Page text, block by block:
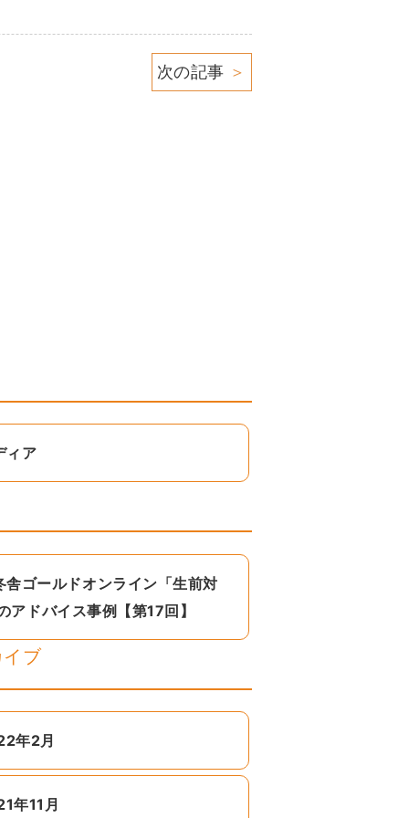
次の記事 ＞
ィア
舎ゴールドオンライン「生前対
アドバイス事例【第17回】
ブ
年2月
年11月